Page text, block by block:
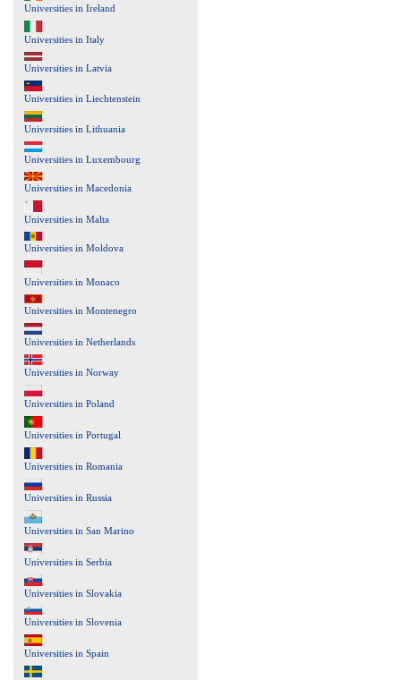
Universities in Ireland
Universities in Italy
Universities in Latvia
Universities in Liechtenstein
Universities in Lithuania
Universities in Luxembourg
Universities in Macedonia
Universities in Malta
Universities in Moldova
Universities in Monaco
Universities in Montenegro
Universities in Netherlands
Universities in Norway
Universities in Poland
Universities in Portugal
Universities in Romania
Universities in Russia
Universities in San Marino
Universities in Serbia
Universities in Slovakia
Universities in Slovenia
Universities in Spain